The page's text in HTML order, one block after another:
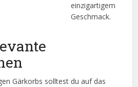
einzigartigem
Geschmack.
Gärkorbs solltest du auf das